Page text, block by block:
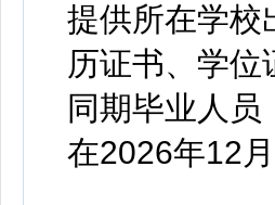
提供所在学校
历证书、学
同期毕业人
在2026年12